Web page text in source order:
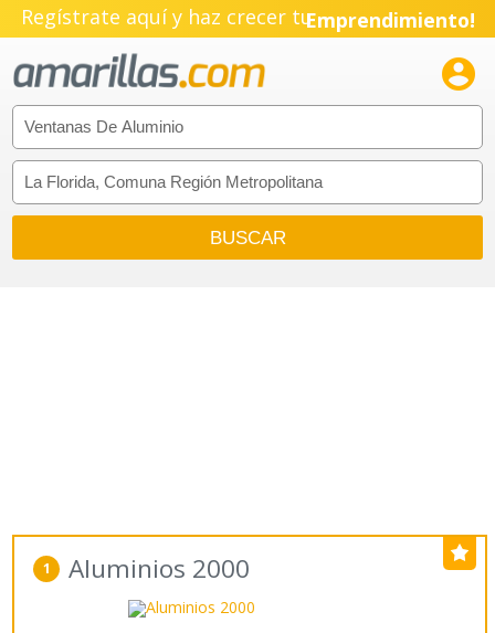
Regístrate aquí y haz crecer tuEmprendimiento!

1 Aluminios 2000